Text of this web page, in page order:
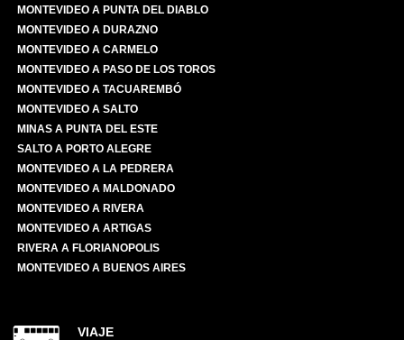
MONTEVIDEO A PUNTA DEL DIABLO
MONTEVIDEO A DURAZNO
MONTEVIDEO A CARMELO
MONTEVIDEO A PASO DE LOS TOROS
MONTEVIDEO A TACUAREMBÓ
MONTEVIDEO A SALTO
MINAS A PUNTA DEL ESTE
SALTO A PORTO ALEGRE
MONTEVIDEO A LA PEDRERA
MONTEVIDEO A MALDONADO
MONTEVIDEO A RIVERA
MONTEVIDEO A ARTIGAS
RIVERA A FLORIANOPOLIS
MONTEVIDEO A BUENOS AIRES
VIAJE